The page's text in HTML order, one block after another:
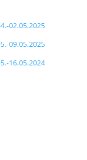
02.05.2025
09.05.2025
16.05.2024